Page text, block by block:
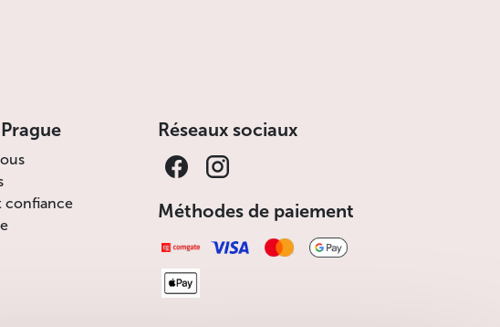
confiance
Réseaux sociaux
Méthodes de paiement